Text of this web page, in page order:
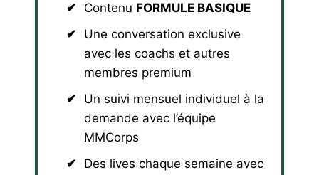
Contenu FORMULE BASIQUE
Une conversation exclusive
avec les coachs et autres
membres premium
Un suivi mensuel individuel à la
demande avec l’équipe
MMCorps
Des lives chaque semaine avec